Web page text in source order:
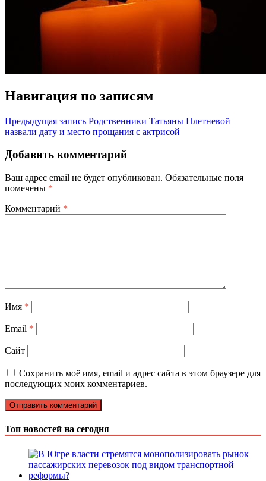
Навигация по записям
Предыдущая запись Родственники Татьяны Плетневой
назвали дату и место прощания с актрисой
Добавить комментарий
Ваш адрес email не будет опубликован. Обязательные поля
помечены *
Комментарий *
Имя *
Email *
Сайт
Сохранить моё имя, email и адрес сайта в этом браузере для
последующих моих комментариев.
Топ новостей на сегодня